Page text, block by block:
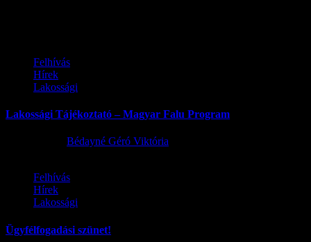
Felhívás
Hírek
Lakossági
Lakossági Tájékoztató – Magyar Falu Program
Bédayné Géró Viktória
Felhívás
Hírek
Lakossági
Ügyfélfogadási szünet!